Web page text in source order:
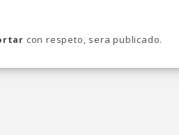
con respeto, sera publicado.